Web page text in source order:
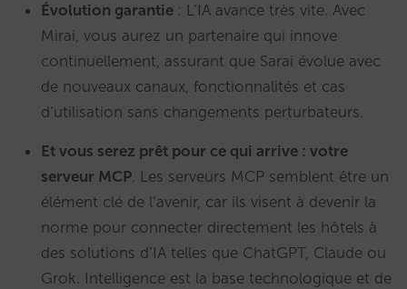
Évolution garantie : L’IA avance très vite. Avec
Mirai, vous aurez un partenaire qui innove
continuellement, assurant que Sarai évolue avec
de nouveaux canaux, fonctionnalités et cas
d’utilisation sans changements perturbateurs.
Et vous serez prêt pour ce qui arrive : votre
serveur MCP. Les serveurs MCP semblent être un
élément clé de l’avenir, car ils visent à devenir la
norme pour connecter directement les hôtels à
des solutions d’IA telles que ChatGPT, Claude ou
Grok. Intelligence est la base technologique et de